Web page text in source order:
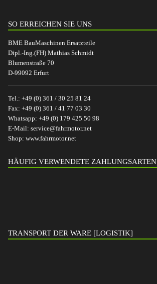
SO ERREICHEN SIE UNS
BME BauMaschinen Ersatzteile
Dipl.-Ing.(FH) Mathias Schmidt
Blumenstraße 70
D-99092 Erfurt
Tel.: +49 (0) 361 / 30 25 81 24
Fax: +49 (0) 361 / 41 77 03 30
Whatsapp: +49 (0) 179 425 50 98
E-Mail: service@fahrmotor.net
Shop: www.fahrmotor.net
HÄUFIG VERWENDETE ZAHLUNGSARTEN
TRANSPORT DER WARE [LOGISTIK]